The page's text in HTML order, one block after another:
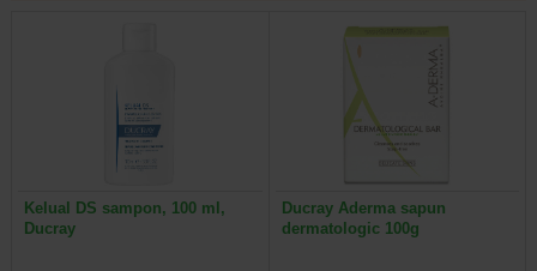
Kelual DS sampon, 100 ml,
Ducray
Ducray Aderma sapun
dermatologic 100g